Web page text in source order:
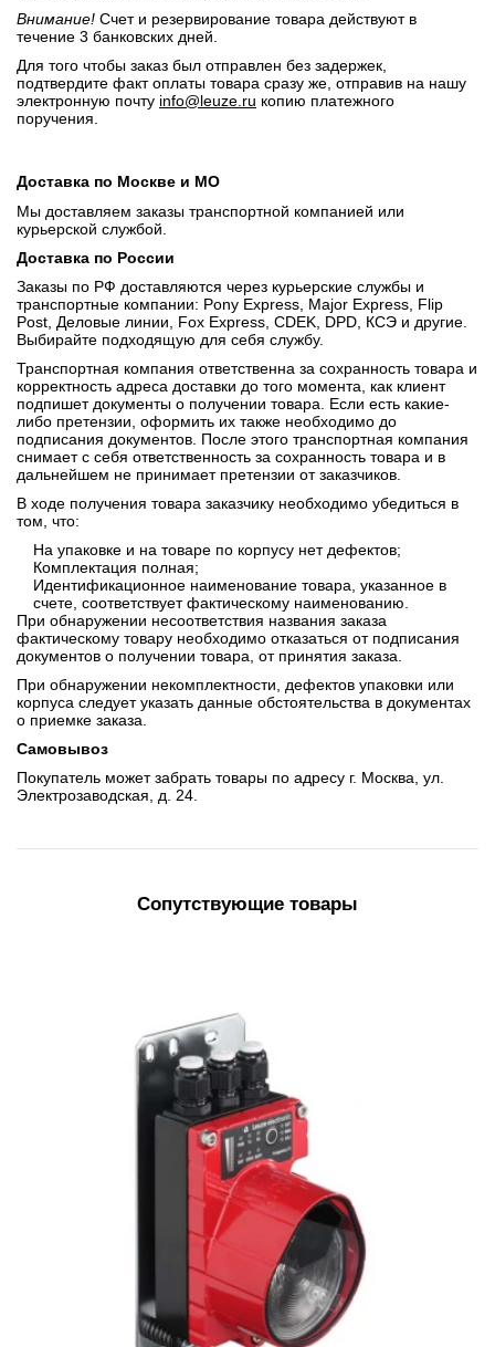
Внимание! Счет и резервирование товара действуют в
течение 3 банковских дней.
Для того чтобы заказ был отправлен без задержек,
подтвердите факт оплаты товара сразу же, отправив на нашу
электронную почту info@leuze.ru копию платежного
поручения.
Доставка по Москве и МО
Мы доставляем заказы транспортной компанией или
курьерской службой.
Доставка по России
Заказы по РФ доставляются через курьерские службы и
транспортные компании: Pony Express, Major Express, Flip
Post, Деловые линии, Fox Express, CDEK, DPD, КСЭ и другие.
Выбирайте подходящую для себя службу.
Транспортная компания ответственна за сохранность товара и
корректность адреса доставки до того момента, как клиент
подпишет документы о получении товара. Если есть какие-
либо претензии, оформить их также необходимо до
подписания документов. После этого транспортная компания
снимает с себя ответственность за сохранность товара и в
дальнейшем не принимает претензии от заказчиков.
В ходе получения товара заказчику необходимо убедиться в
том, что:
На упаковке и на товаре по корпусу нет дефектов;
Комплектация полная;
Идентификационное наименование товара, указанное в
счете, соответствует фактическому наименованию.
При обнаружении несоответствия названия заказа
фактическому товару необходимо отказаться от подписания
документов о получении товара, от принятия заказа.
При обнаружении некомплектности, дефектов упаковки или
корпуса следует указать данные обстоятельства в документах
о приемке заказа.
Самовывоз
Покупатель может забрать товары по адресу г. Москва, ул.
Электрозаводская, д. 24.
Сопутствующие товары